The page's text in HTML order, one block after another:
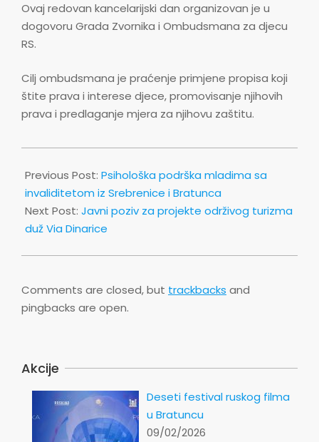
Ovaj redovan kancelarijski dan organizovan je u
dogovoru Grada Zvornika i Ombudsmana za djecu
RS.
Cilj ombudsmana je praćenje primjene propisa koji
štite prava i interese djece, promovisanje njihovih
prava i predlaganje mjera za njihovu zaštitu.
02-
01
Previous Post: Psihološka podrška mladima sa
invaliditetom iz Srebrenice i Bratunca
Next Post: Javni poziv za projekte održivog turizma
duž Via Dinarice
Comments are closed, but trackbacks and
pingbacks are open.
Akcije
Deseti festival ruskog filma
u Bratuncu
09/02/2026